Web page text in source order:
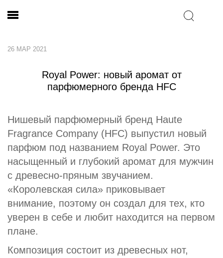
26 МАР 2021
Royal Power: новый аромат от
парфюмерного бренда HFC
Нишевый парфюмерный бренд Haute
Fragrance Company (HFC) выпустил новый
парфюм под названием Royal Power. Это
насыщенный и глубокий аромат для мужчин
с древесно-пряным звучанием.
«Королевская сила» приковывает
внимание, поэтому он создал для тех, кто
уверен в себе и любит находится на первом
плане.
Композиция состоит из древесных нот,